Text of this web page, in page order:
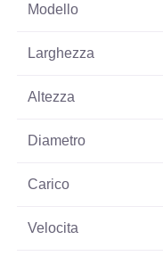
Modello
Larghezza
Altezza
Diametro
Carico
Velocita